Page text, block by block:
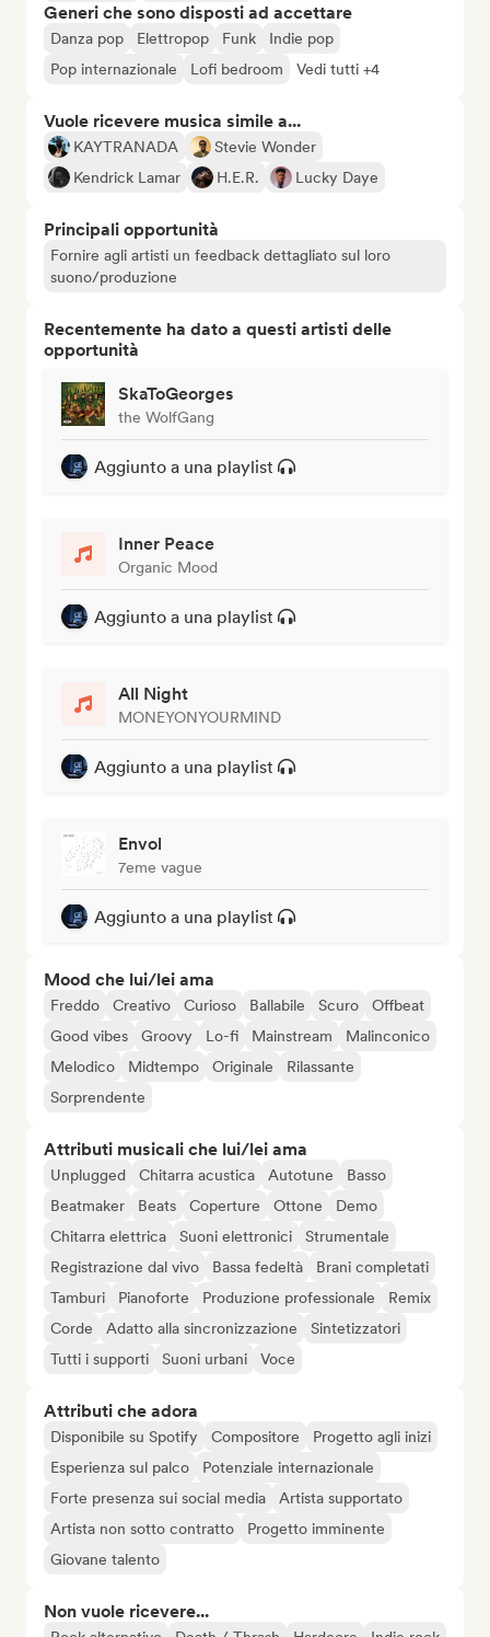
Generi che sono disposti ad accettare
Danza pop Elettropop Funk
Indie pop
Pop internazionale
Lofi bedroom Vedi tutti +4
Vuole ricevere musica simile a...
KAYTRANADA
Stevie Wonder
Kendrick Lamar
H.E.R. Lucky Daye
Principali opportunità
Fornire agli artisti un feedback dettagliato sul loro
suono/produzione
Recentemente ha dato a questi artisti delle
opportunità
SkaToGeorges
the WolfGang
Aggiunto a una playlist
Inner Peace
Organic Mood
Aggiunto a una playlist
All Night
MONEYONYOURMIND
Aggiunto a una playlist
Envol
7eme vague
Aggiunto a una playlist
Mood che lui/lei ama
Freddo Creativo Curioso Ballabile Scuro
Offbeat
Good vibes
Groovy Lo-fi Mainstream
Malinconico
Melodico
Midtempo Originale
Rilassante
Sorprendente
Attributi musicali che lui/lei ama
Unplugged Chitarra acustica Autotune
Basso
Beatmaker
Beats Coperture Ottone
Demo
Chitarra elettrica
Suoni elettronici
Strumentale
Registrazione dal vivo
Bassa fedeltà
Brani completati
Tamburi
Pianoforte Produzione professionale
Remix
Corde
Adatto alla sincronizzazione
Sintetizzatori
Tutti i supporti
Suoni urbani Voce
Attributi che adora
Disponibile su Spotify Compositore
Progetto agli inizi
Esperienza sul palco
Potenziale internazionale
Forte presenza sui social media
Artista supportato
Artista non sotto contratto
Progetto imminente
Giovane talento
Non vuole ricevere...